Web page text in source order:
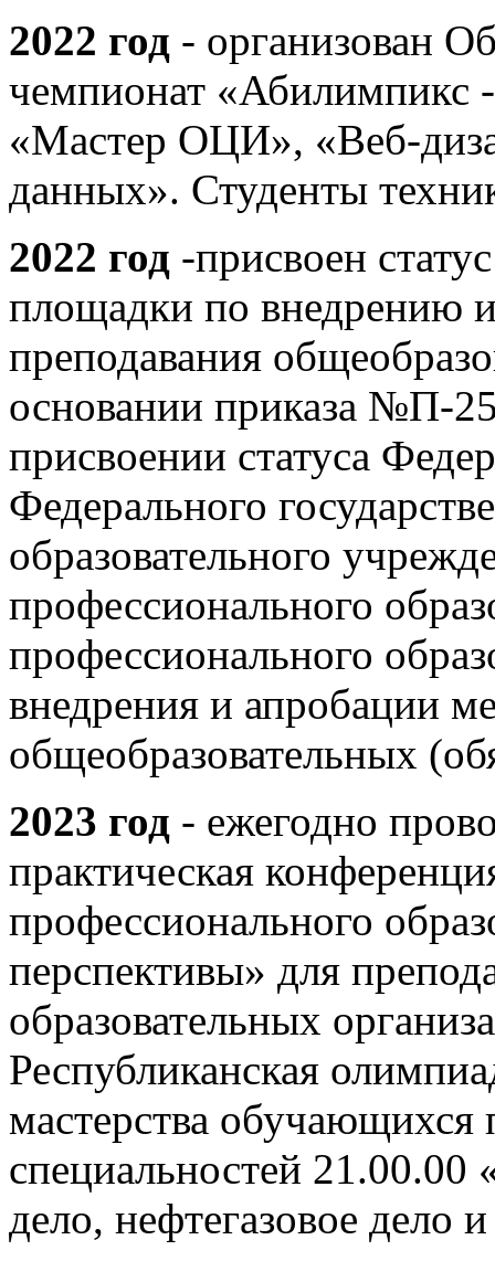
2022 год - организован
чемпионат «Абилимпикс
«Мастер ОЦИ», «Веб-
данных». Студенты
2022 год -присвоен
площадки по внедрению
преподавания
основании приказа №П-
присвоении статуса
Федерального
образовательного
профессионального
профессионального
внедрения и апробации
общеобразовательных
2023 год - ежегодно
практическая
профессионального
перспективы» для
образовательных
Республиканская
мастерства
специальностей 21.00.00
дело, нефтегазовое дело